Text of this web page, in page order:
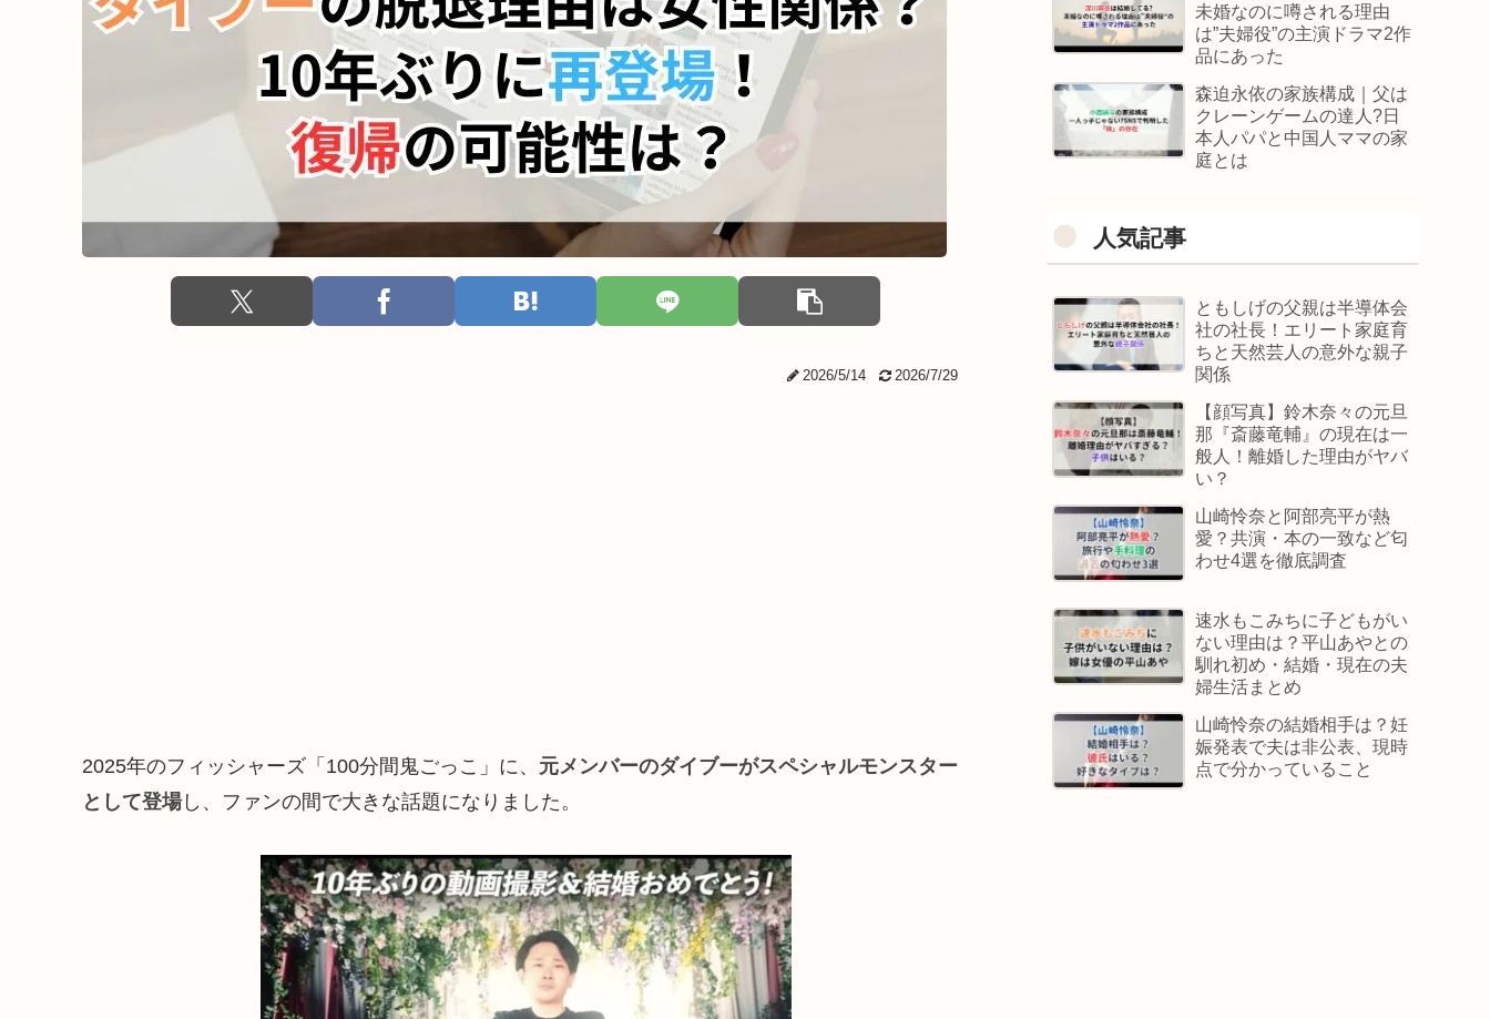
2026/5/14 2026/7/29
2025年のフィッシャーズ「100分間鬼ごっこ」に、 元メンバーのダイブーがスペシャルモンスター
として登場し、ファンの間で大きな話題になりました。
未婚なのに噂される理由
は”夫婦役”の主演ドラマ2作
品にあった
森迫永依の家族構成｜父は
クレーンゲームの達人?日
本人パパと中国人ママの家
庭とは
人気記事
ともしげの父親は半導体会
社の社長！エリート家庭育
ちと天然芸人の意外な親子
関係
【顔写真】鈴木奈々の元旦
那『斎藤竜輔』の現在は一
般人！離婚した理由がヤバ
い？
山崎怜奈と阿部亮平が熱
愛？共演・本の一致など匂
わせ4選を徹底調査
速水もこみちに子どもがい
ない理由は？平山あやとの
馴れ初め・結婚・現在の夫
婦生活まとめ
山崎怜奈の結婚相手は？妊
娠発表で夫は非公表、現時
点で分かっていること